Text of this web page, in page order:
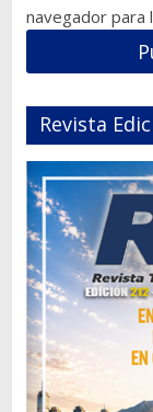
navegador para
Revista